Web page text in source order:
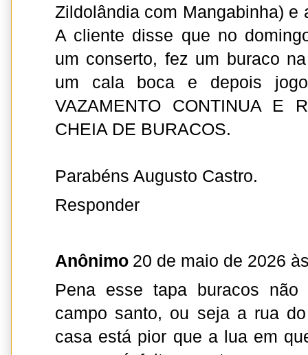
Zildolândia com Mangabinha) e
A cliente disse que no
um conserto, fez um buraco
um cala boca e depois
VAZAMENTO CONTINUA E
CHEIA DE BURACOS.
Parabéns Augusto Castro.
Responder
Anônimo 20 de maio de 2026
Pena esse tapa buracos
campo santo, ou seja a rua
casa está pior que a lua em